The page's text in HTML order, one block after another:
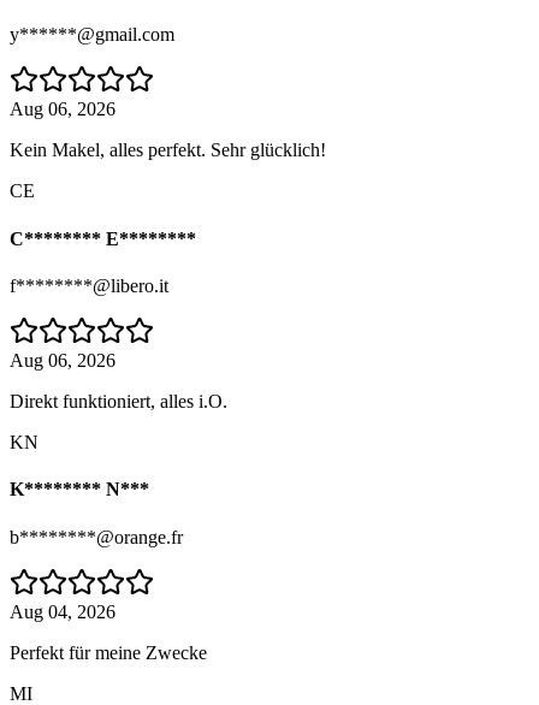
y******@gmail.com
Aug 06, 2026
Kein Makel, alles perfekt. Sehr glücklich!
CE
C******** E********
f********@libero.it
Aug 06, 2026
Direkt funktioniert, alles i.O.
KN
K******** N***
b********@orange.fr
Aug 04, 2026
Perfekt für meine Zwecke
MI